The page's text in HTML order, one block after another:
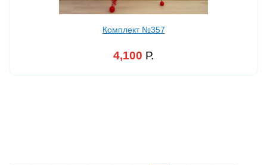
Комплект №357
4,100 Р.